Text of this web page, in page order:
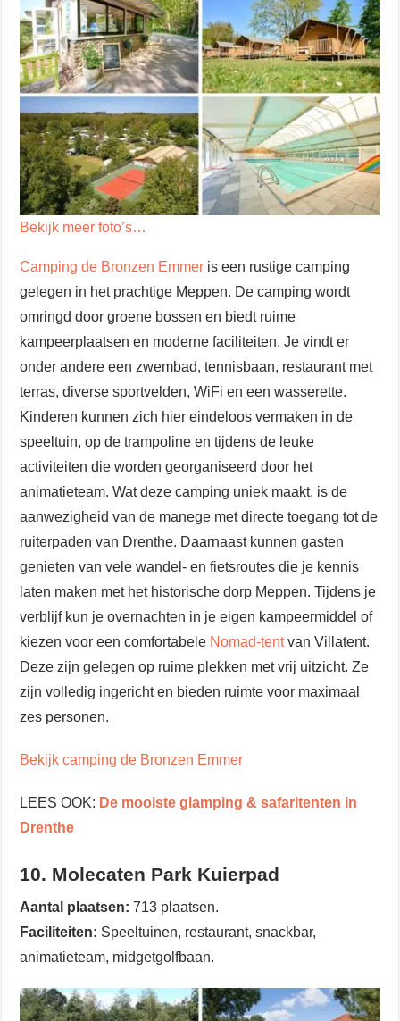
Bekijk meer foto’s…
Camping de Bronzen Emmer is een rustige camping
gelegen in het prachtige Meppen. De camping wordt
omringd door groene bossen en biedt ruime
kampeerplaatsen en moderne faciliteiten. Je vindt er
onder andere een zwembad, tennisbaan, restaurant met
terras, diverse sportvelden, WiFi en een wasserette.
Kinderen kunnen zich hier eindeloos vermaken in de
speeltuin, op de trampoline en tijdens de leuke
activiteiten die worden georganiseerd door het
animatieteam. Wat deze camping uniek maakt, is de
aanwezigheid van de manege met directe toegang tot de
ruiterpaden van Drenthe. Daarnaast kunnen gasten
genieten van vele wandel- en fietsroutes die je kennis
laten maken met het historische dorp Meppen. Tijdens je
verblijf kun je overnachten in je eigen kampeermiddel of
kiezen voor een comfortabele Nomad-tentvan Villatent.
Deze zijn gelegen op ruime plekken met vrij uitzicht. Ze
zijn volledig ingericht en bieden ruimte voor maximaal
zes personen.
Bekijk camping de Bronzen Emmer
LEES OOK: De mooiste glamping & safaritenten in
Drenthe
10. Molecaten Park Kuierpad
Aantal plaatsen: 713 plaatsen.
Faciliteiten: Speeltuinen, restaurant, snackbar,
animatieteam, midgetgolfbaan.